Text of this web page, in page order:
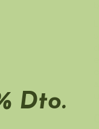
Dto.